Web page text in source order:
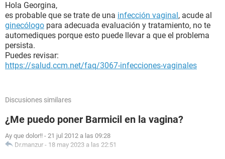
Hola Georgina,
es probable que se trate de una infección vaginal, acude al
ginecólogo para adecuada evaluación y tratamiento, no te
automediques porque esto puede llevar a que el problema
persista.
Puedes revisar:
https://salud.ccm.net/faq/3067-infecciones-vaginales
Discusiones similares
¿Me puedo poner Barmicil en la vagina?
Ay que dolor!! - 21 jul 2012 a las 09:28
Dr.manzur - 18 may 2023 a las 22:51